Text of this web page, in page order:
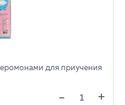
для приучения
- +